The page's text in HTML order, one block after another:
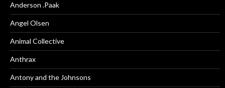
Anderson .Paak
Angel Olsen
Animal Collective
Anthrax
Antony and the Johnsons